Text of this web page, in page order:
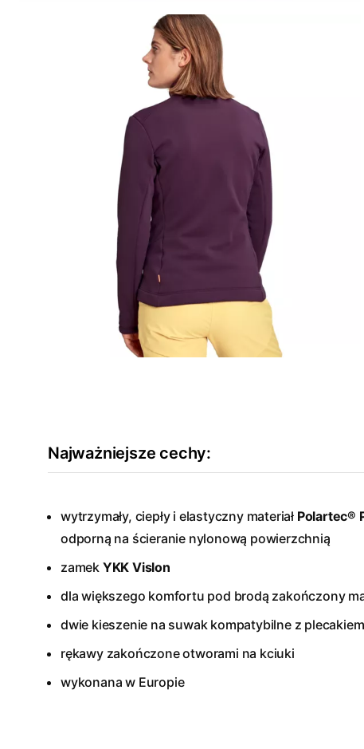
Najważniejsze cechy:
wytrzymały, ciepły i elastyczny materiał Polartec®
odporną na ścieranie nylonową powierzchnią
zamek YKK Vislon
dla większego komfortu pod brodą zakończony
dwie kieszenie na suwak kompatybilne z
rękawy zakończone otworami na kciuki
wykonana w Europie